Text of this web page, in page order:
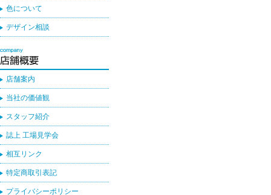
色について
デザイン相談
店舗案内
当社の価値観
スタッフ紹介
誌上 工場見学会
相互リンク
特定商取引表記
プライバシーポリシー